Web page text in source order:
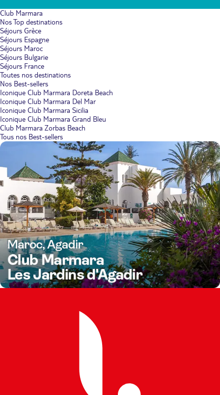
Club Marmara
Nos Top destinations
Séjours Grèce
Séjours Espagne
Séjours Maroc
Séjours Bulgarie
Séjours France
Toutes nos destinations
Nos Best-sellers
Iconique Club Marmara Doreta Beach
Iconique Club Marmara Del Mar
Iconique Club Marmara Sicilia
Iconique Club Marmara Grand Bleu
Club Marmara Zorbas Beach
Tous nos Best-sellers